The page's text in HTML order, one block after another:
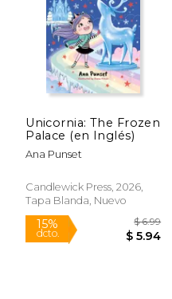
$ 16.14
Unicornia: The Frozen
Palace (en Inglés)
Ana Punset
Candlewick Press, 2026,
Tapa Blanda, Nuevo